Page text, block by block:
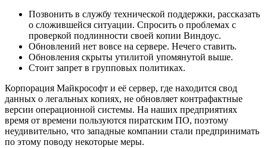
Позвонить в службу технической поддержки, рассказать
о сложившейся ситуации. Спросить о проблемах с
проверкой подлинности своей копии Виндоус.
Обновлений нет вовсе на сервере. Нечего ставить.
Обновления скрыты утилитой упомянутой выше.
Стоит запрет в групповых политиках.
Корпорация Майкрософт и её сервер, где находится свод
данных о легальных копиях, не обновляет контрафактные
версии операционной системы. На наших предприятиях
время от времени пользуются пиратским ПО, поэтому
неудивительно, что западные компании стали предпринимать
по этому поводу некоторые меры.